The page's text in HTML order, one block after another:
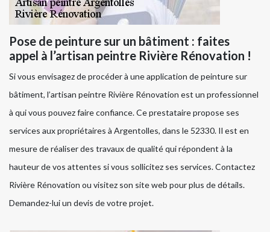
Pose de peinture sur un bâtiment : faites
appel à l’artisan peintre Rivière Rénovation !
Si vous envisagez de procéder à une application de peinture sur
bâtiment, l’artisan peintre Rivière Rénovation est un professionnel
à qui vous pouvez faire confiance. Ce prestataire propose ses
services aux propriétaires à Argentolles, dans le 52330. Il est en
mesure de réaliser des travaux de qualité qui répondent à la
hauteur de vos attentes si vous sollicitez ses services. Contactez
Rivière Rénovation ou visitez son site web pour plus de détails.
Demandez-lui un devis de votre projet.